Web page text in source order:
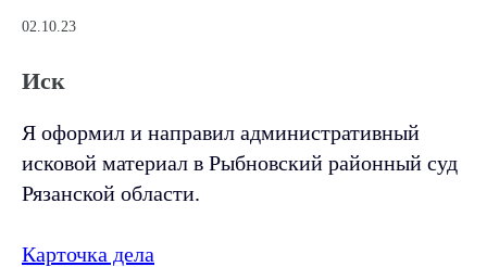
02.10.23
Иск
Я оформил и направил административный
исковой материал в Рыбновский районный суд
Рязанской области.
Карточка дела